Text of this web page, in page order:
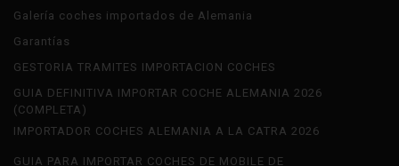
Galería coches importados de Alemania
Garantías
GESTORIA TRAMITES IMPORTACION COCHES
GUIA DEFINITIVA IMPORTAR COCHE ALEMANIA 2026
(COMPLETA)
IMPORTADOR COCHES ALEMANIA A LA CATRA 2026
GUIA PARA IMPORTAR COCHES DE MOBILE DE